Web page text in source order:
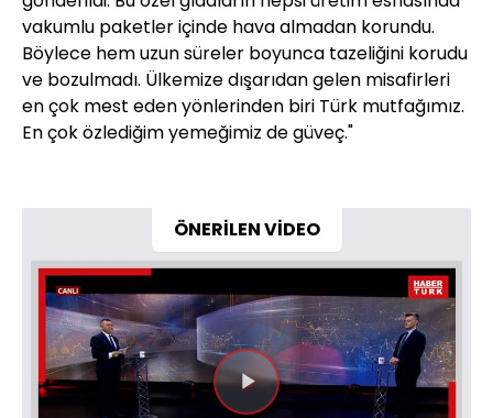
vakumlu paketler içinde hava almadan korundu.
Böylece hem uzun süreler boyunca tazeliğini korudu
ve bozulmadı. Ülkemize dışarıdan gelen misafirleri
en çok mest eden yönlerinden biri Türk mutfağımız.
En çok özlediğim yemeğimiz de güveç."
ÖNERİLEN VİDEO
Videoyu